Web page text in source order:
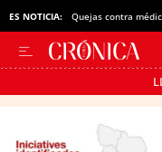
ES NOTICIA: Quejas contra
Pásate